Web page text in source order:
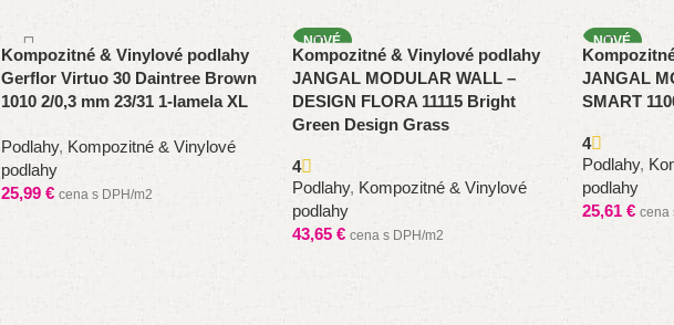
Kompozitné & Vinylové podlahy
Gerflor Virtuo 30 Daintree Brown
1010 2/0,3 mm 23/31 1-lamela XL
Podlahy, Kompozitné & Vinylové
podlahy
25,99 € cena s DPH/m2
NOVÉ
Kompozitné & Vinylové podlahy
JANGAL MODULAR WALL –
DESIGN FLORA 11115 Bright
Green Design Grass
4
Podlahy, Kompozitné & Vinylové
podlahy
43,65 € cena s DPH/m2
NOVÉ
JANGAL
SMART
4
Podlahy,
podlahy
25,61€ cena